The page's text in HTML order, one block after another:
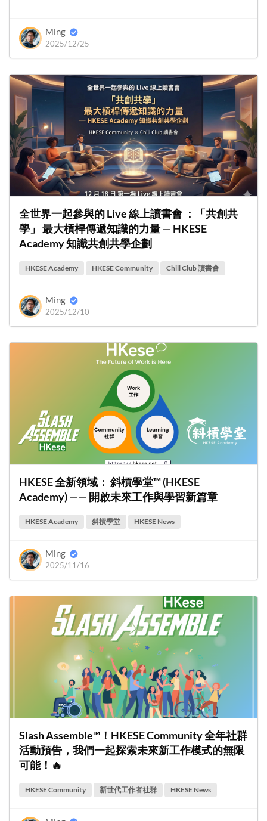
Ming
2025/12/25
全世界一起參與的 Live 線上讀書會 ：「共創共
學」 最大槓桿傳遞知識的力量 — HKESE
Academy 知識共創共學企劃
HKESE Academy HKESE Community Chill Club 讀書會
Ming
2025/12/10
HKESE 全新領域： 斜槓學堂™ (HKESE
Academy) —— 開啟未來工作與學習新篇章
HKESE Academy 斜槓學堂 HKESE News
Ming
2025/11/16
Slash Assemble™！HKESE Community 全年社群
活動預告，我們一起探索未來新工作模式的無限
可能！🔥
HKESE Community 新世代工作者社群 HKESE News